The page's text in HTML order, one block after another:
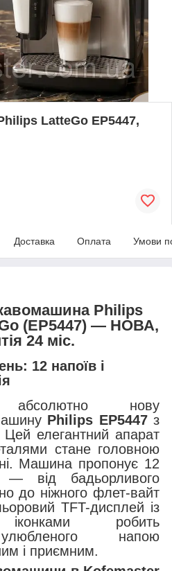
LatteGo EP5447,
Доставка Оплата Умови
Philips
(EP5447) — НОВА,
24 міс.
12 напоїв і
абсолютно нову
Philips EP5447з
Цей елегантний апарат
стане головною
Машина пропонує 12
— від бадьорливого
до ніжного флет-вайт
TFT-дисплей із
іконками робить
напою
і приємним.